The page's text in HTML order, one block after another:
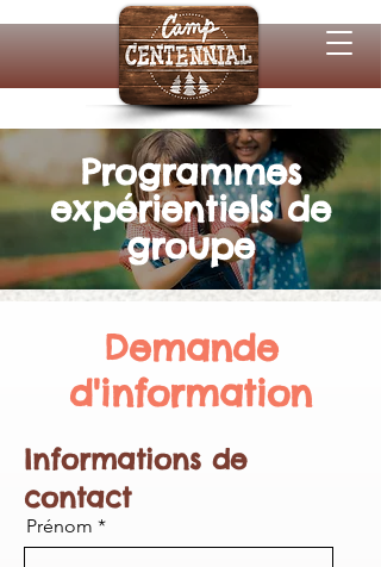
Programmes
expérientiels de
groupe
Demande
d'information
Informations de
contact
Prénom